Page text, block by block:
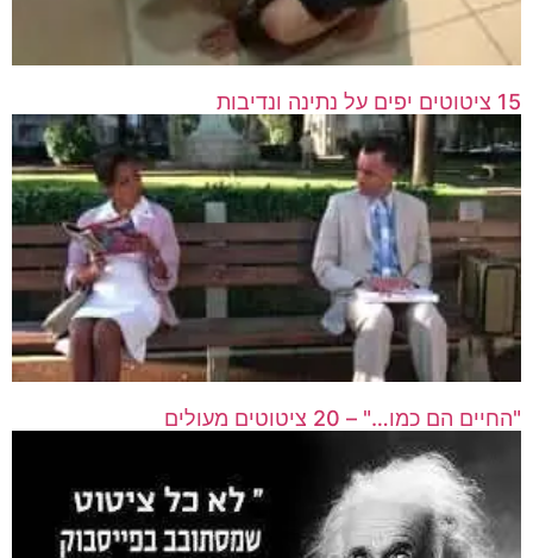
15 ציטוטים יפים על נתינה ונדיבות
"החיים הם כמו…" – 20 ציטוטים מעולים